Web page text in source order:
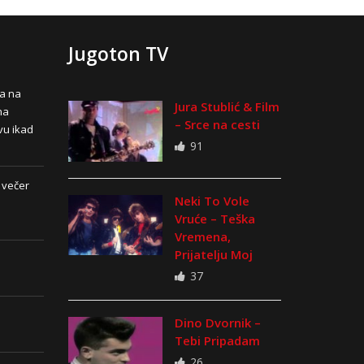
na
ikad
Jugoton TV
Jura Stublić & Film
– Srce na cesti
91
Neki To Vole
Vruće – Teška
Vremena,
Prijatelju Moj
37
Dino Dvornik –
Tebi Pripadam